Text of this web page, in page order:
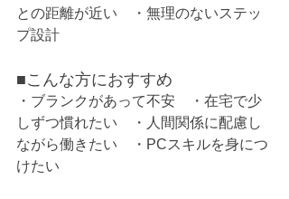
との距離が近い　・無理のないステッ
プ設計
■こんな方におすすめ
・ブランクがあって不安　・在宅で少
しずつ慣れたい　・人間関係に配慮し
ながら働きたい　・PCスキルを身につ
けたい